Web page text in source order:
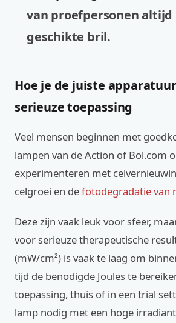
van proefpersonen altijd
geschikte bril.
Hoe je de juiste
serieuze toepassing
Veel mensen beginnen met
lampen van de Action of Bol.com
experimenteren met
celgroei en defotodegradatie van
Deze zijn vaak leuk voor sfeer,
voor serieuze therapeutische
(mW/cm²) is vaak te laag om
tijd de benodigde Joules te
toepassing, thuis of in een trial
lamp nodig met een hoge